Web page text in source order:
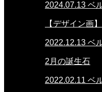
2024.07.13 ベ
【デザイン画
2022.12.13 ベ
2月の誕生石
2022.02.11 ベ